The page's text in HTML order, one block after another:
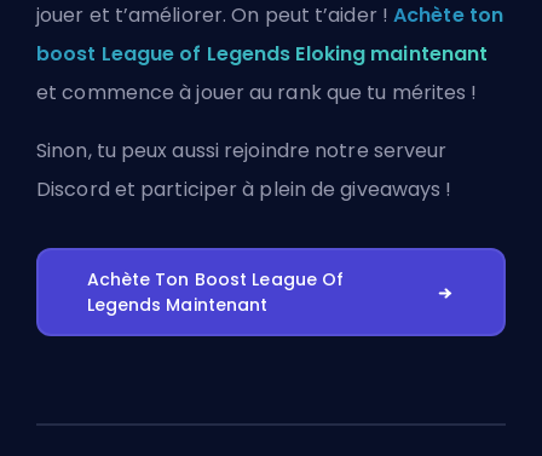
jouer et t’améliorer. On peut t’aider !Achète ton
boost League of Legends Eloking maintenant
et commence à jouer au rank que tu mérites !
Sinon, tu peux aussi rejoindre notre serveur
Discord et participer à plein de giveaways !
Achète Ton Boost League Of
Legends Maintenant